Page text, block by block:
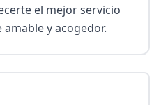
el mejor servicio
y acogedor.